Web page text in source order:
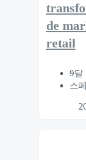
de
retail
9달
스